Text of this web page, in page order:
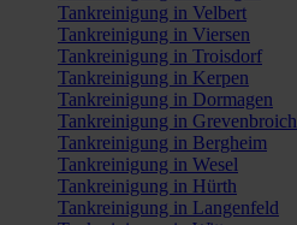
Tankreinigung in Velbert
Tankreinigung in Viersen
Tankreinigung in Troisdorf
Tankreinigung in Kerpen
Tankreinigung in Dormagen
Tankreinigung in Grevenbroich
Tankreinigung in Bergheim
Tankreinigung in Wesel
Tankreinigung in Hürth
Tankreinigung in Langenfeld